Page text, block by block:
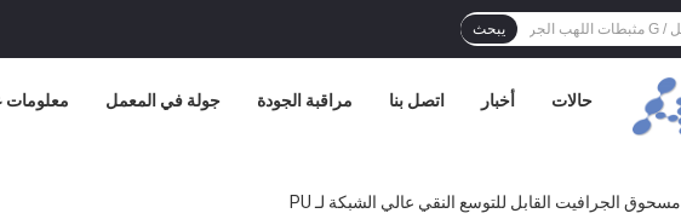
يبحث
معلومات جولة في المعمل مراقبة الجودة اتصل بنا أخبار حالات
مسحوق الجرافيت القابل للتوسع النقي عالي الشبكة لـ PU